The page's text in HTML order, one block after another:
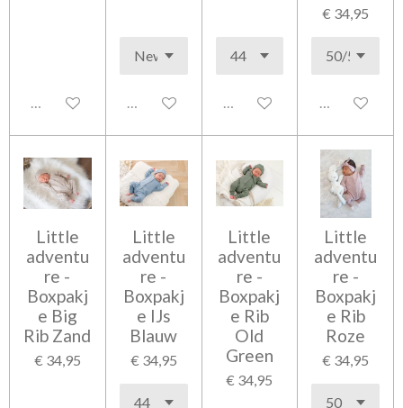
Uitgeschakeld Uitgeschakeld Uitgeschakeld
€ 34,95
Little
adventu
re -
Boxpakj
e Big
Rib Zand
€ 34,95
Little
adventu
re -
Boxpakj
e IJs
Blauw
€ 34,95
Little
adventu
re -
Boxpakj
e Rib
Old
Green
€ 34,95
Little
adventu
re -
Boxpakj
e Rib
Roze
€ 34,95